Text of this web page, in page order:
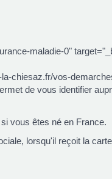
maladie-0"
chiesaz.fr/vos-
de vous identifier
vous êtes né en France.
lorsqu'il reçoit la